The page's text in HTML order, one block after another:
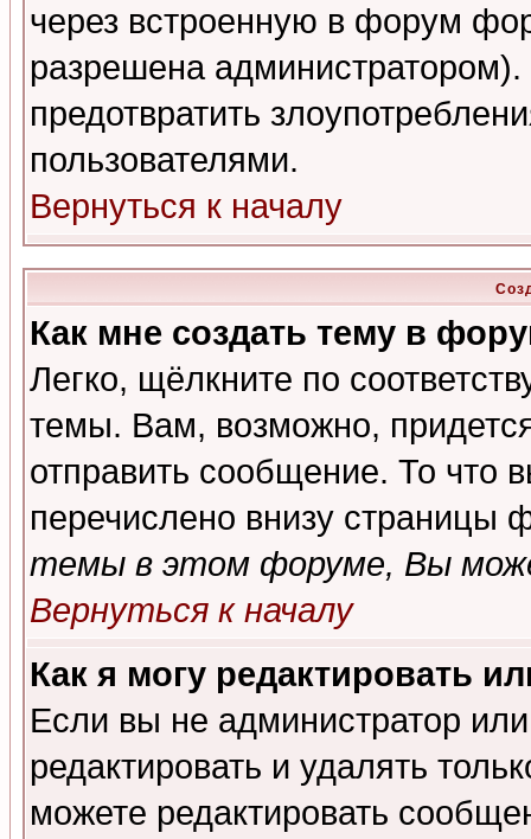
через встроенную в форум
разрешена
предотвратить
пользователями.
Вернуться к началу
Как мне создать тему в
Легко, щёлкните по
темы. Вам, возможно,
отправить сообщение. То что
перечислено внизу страницы
темы в этом форуме, Вы
Вернуться к началу
Как я могу редактировать
Если вы не администратор
редактировать и удалять
можете редактировать